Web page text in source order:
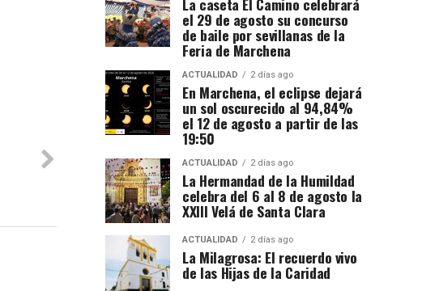
el 29 de agosto su concurso
de baile por sevillanas de la
Feria de Marchena
ACTUALIDAD 2 días ago
En Marchena, el eclipse dejará
un sol oscurecido al 94,84%
el 12 de agosto a partir de las
19:50
ACTUALIDAD 2 días ago
La Hermandad de la Humildad
celebra del 6 al 8 de agosto la
XXIII Velá de Santa Clara
ACTUALIDAD 2 días ago
La Milagrosa: El recuerdo vivo
de las Hijas de la Caridad